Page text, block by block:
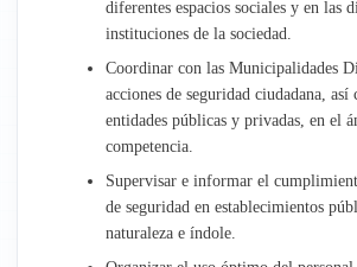
diferentes espacios sociales y en las
instituciones de la sociedad.
Coordinar con las Municipalidades
acciones de seguridad ciudadana, así
entidades públicas y privadas, en el
competencia.
Supervisar e informar el
de seguridad en establecimientos
naturaleza e índole.